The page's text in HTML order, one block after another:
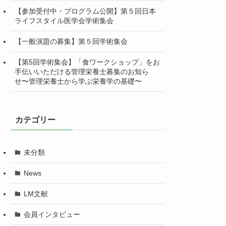
【参加受付中・プログラム公開】第５回日本
ライフスタイル医学会学術集会
【一般演題の募集】第５回学術集会
【第5回学術集会】「食ワークショップ」をお
手伝いいただける管理栄養士募集のお知ら
せ〜管理栄養士から学ぶ栄養学の基礎〜
カテゴリー
未分類
News
LM文献
会員インタビュー